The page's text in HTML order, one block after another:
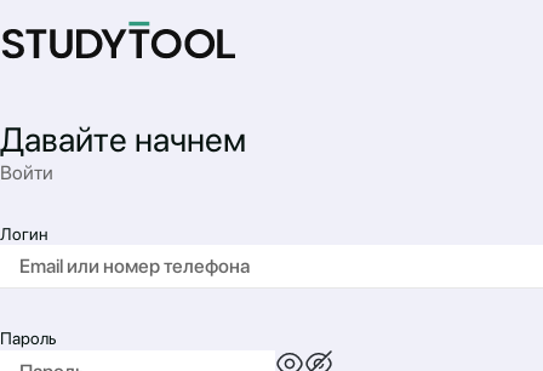
Давайте начнем
Войти
Логин
Пароль